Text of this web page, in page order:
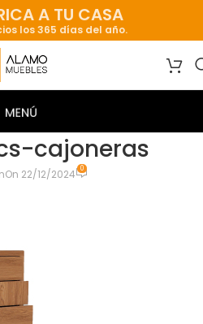
A TU CASA
los 365 días del año.
cajoneras
On 22/12/2024 0